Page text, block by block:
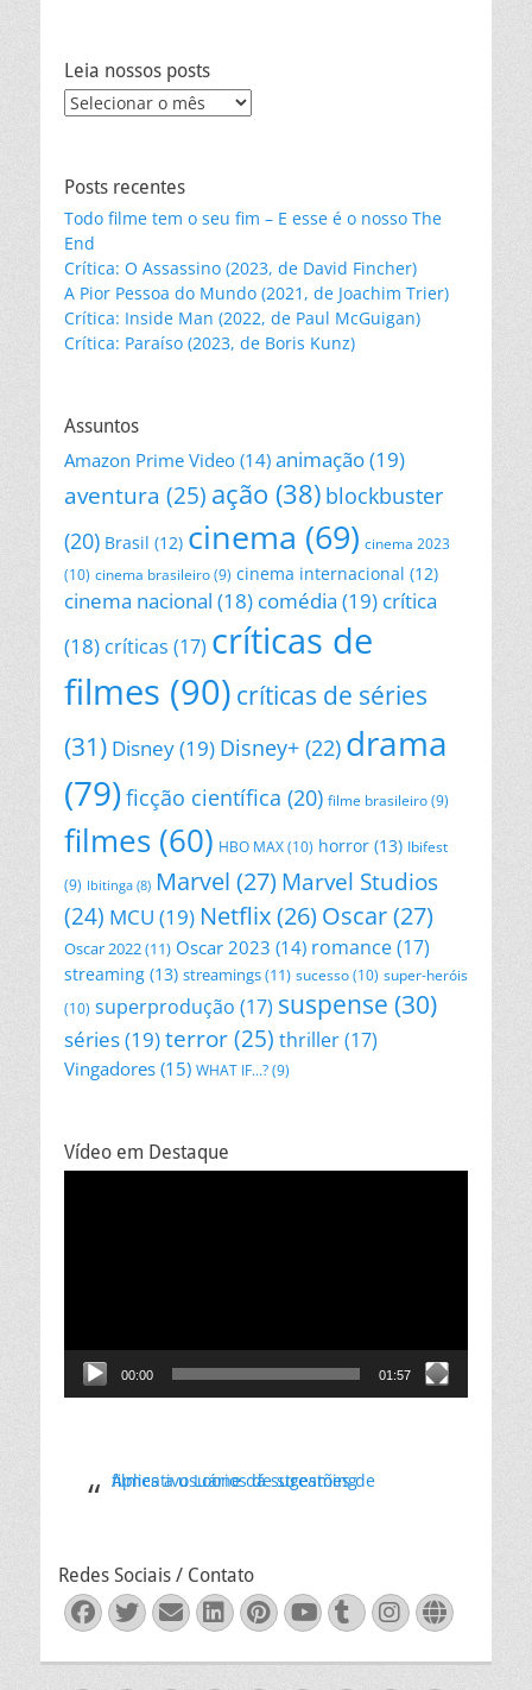
Leia nossos posts
Leia
Posts recentes
Todo filme tem o seu fim – E esse é o nosso The
End
Crítica: O Assassino (2023, de David Fincher)
A Pior Pessoa do Mundo (2021, de Joachim Trier)
Crítica: Inside Man (2022, de Paul McGuigan)
Crítica: Paraíso (2023, de Boris Kunz)
Assuntos
Amazon Prime Video (14) animação(19)
aventura (25) ação (38) blockbuster
(20) Brasil (12) cinema (69) cinema 2023
(10) cinema brasileiro (9) cinema internacional (12)
cinema nacional (18) comédia (19) crítica
(18) críticas (17) críticas de
filmes (90) críticas de séries
(31) Disney(19) Disney+ (22) drama
(79)ficção científica (20) filme brasileiro (9)
filmes (60) HBO MAX(10) horror (13) Ibifest
(9) Ibitinga (8) Marvel (27) Marvel Studios
(24) MCU (19) Netflix(26) Oscar(27)
Oscar 2022(11) Oscar 2023 (14) romance(17)
streaming (13) streamings(11) sucesso(10) super-heróis
(10) superprodução (17) suspense (30)
séries(19)terror(25) thriller(17)
Vingadores (15) WHAT IF...? (9)
Vídeo em Destaque
00:00 01:57
Aplicativo Loone dá sugestões de filmes a usuários de streaming
Redes Sociais / Contato
Facebook
Twitter
EmailLinkedIn
Pinterest
YouTube
Tumblr